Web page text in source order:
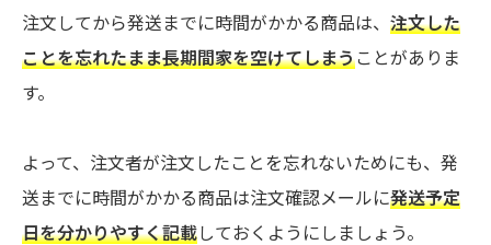
注文してから発送までに時間がかかる商品は、 注文した
ことを忘れたまま長期間家を空けてしまうことがありま
す。
よって、注文者が注文したことを忘れないためにも、発
送までに時間がかかる商品は注文確認メールに発送予定
日を分かりやすく記載しておくようにしましょう。